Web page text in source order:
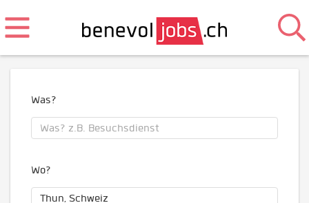
Was?
Wo?